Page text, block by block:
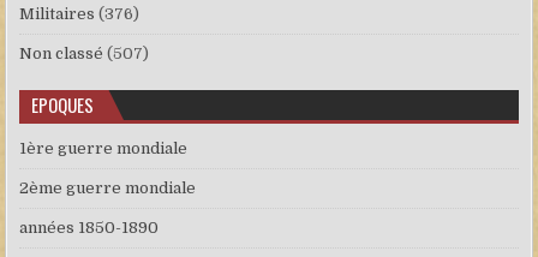
Militaires (376)
Non classé (507)
EPOQUES
1ère guerre mondiale
2ème guerre mondiale
années 1850-1890